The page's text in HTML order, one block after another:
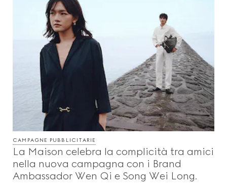
CAMPAGNE PUBBLICITARIE
La Maison celebra la complicità tra amici
nella nuova campagna con i Brand
Ambassador Wen Qi e Song Wei Long.